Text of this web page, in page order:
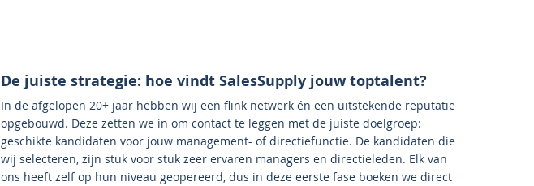
De juiste strategie: hoe vindt SalesSupply jouw toptalent?
In de afgelopen 20+ jaar hebben wij een flink netwerk én een uitstekende reputatie
opgebouwd. Deze zetten we in om contact te leggen met de juiste doelgroep:
geschikte kandidaten voor jouw management- of directiefunctie. De kandidaten die
wij selecteren, zijn stuk voor stuk zeer ervaren managers en directieleden. Elk van
ons heeft zelf op hun niveau geopereerd, dus in deze eerste fase boeken we direct